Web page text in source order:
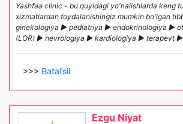
Yashfaa clinic - bu quyidagi yo'nalishlarda keng
xizmatlardan foydalanishingiz mumkin bo'lgan
ginekologiya ► pediatriya ► endokrinologiya ►
(LOR) ► nevrologiya ► kardiologiya ► terapevt
>>> Batafsil
Ezgu Niyat